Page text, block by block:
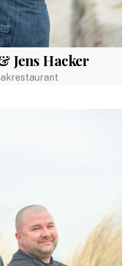
Jens Hacker